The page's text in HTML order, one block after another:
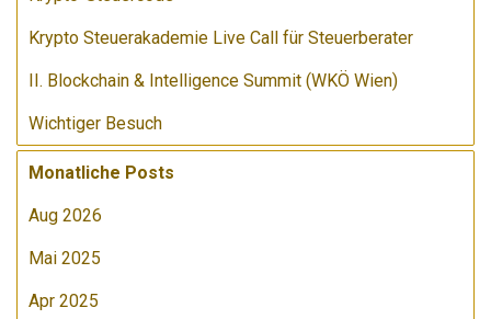
Krypto Steuerakademie Live Call für Steuerberater
II. Blockchain & Intelligence Summit (WKÖ Wien)
Wichtiger Besuch
Monatliche Posts
Aug 2026
Mai 2025
Apr 2025